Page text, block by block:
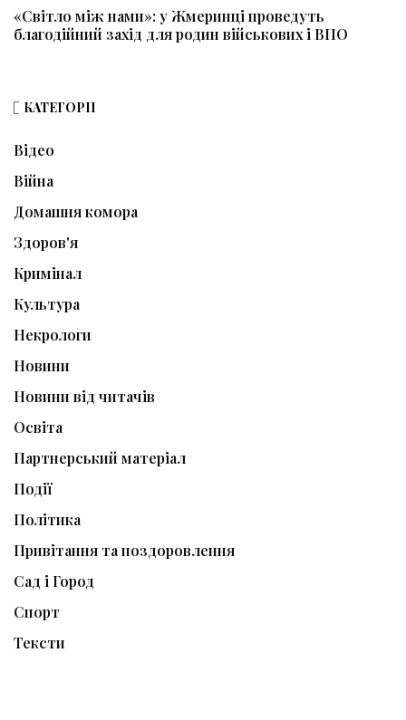
«Світло між нами»: у Жмеринці проведуть
благодійний захід для родин військових і ВПО
КАТЕГОРІЇ
Відео
Війна
Домашня комора
Здоров'я
Кримінал
Культура
Некрологи
Новини
Новини від читачів
Освіта
Партнерський матеріал
Події
Політика
Привітання та поздоровлення
Сад і Город
Спорт
Тексти